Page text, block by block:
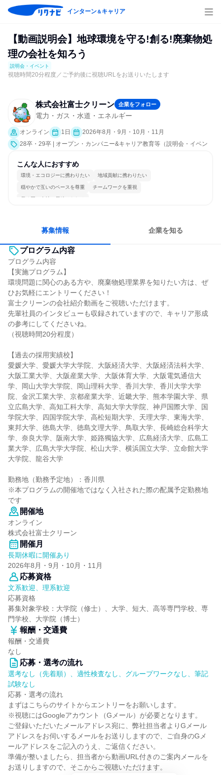
インターン＆キャリア
【動画説明会】地球環境を守る!創る!廃棄物処
理の会社を知ろう
説明会・イベント
視聴時間20分程度／ご予約後に視聴URLをお送りいたします
株式会社富士クリーン 企業をフォロー
電力・ガス・水道・エネルギー
オンライン 1日
2026年8月・9月・10月・11月
28卒・29卒 | オープン・カンパニー&キャリア教育等（説明会・イベン
こんな人におすすめ
環境・エコロジーに携わりたい 地域貢献に携わりたい
穏やかで互いのペースを尊重 チームワークを重視
長く同じ会社に居続けられる
募集情報 企業を知る
プログラム内容
プログラム内容
【実施プログラム】
環境問題に関心のある方や、廃棄物処理業界を知りたい方は、ぜ
ひお気軽にエントリーください！
富士クリーンの会社紹介動画をご視聴いただけます。
先輩社員のインタビューも収録されていますので、キャリア形成
の参考にしてくださいね。
（視聴時間20分程度）
【過去の採用実績校】
愛媛大学、愛媛大学大学院、大阪経済大学、大阪経済法科大学、
大阪工業大学、大阪産業大学、大阪体育大学、大阪電気通信大
学、岡山大学大学院、岡山理科大学、香川大学、香川大学大学
院、金沢工業大学、京都産業大学、近畿大学、熊本学園大学、県
立広島大学、高知工科大学、高知大学大学院、神戸国際大学、国
学院大学、四国学院大学、高松短期大学、天理大学、東海大学、
東邦大学、徳島大学、徳島文理大学、鳥取大学、長崎総合科学大
学、奈良大学、阪南大学、姫路獨協大学、広島経済大学、広島工
業大学、広島大学大学院、松山大学、横浜国立大学、立命館大学
大学院、龍谷大学
勤務地（勤務予定地）：香川県
※本プログラムの開催地ではなく入社された際の配属予定勤務地
です
開催地
オンライン
株式会社富士クリーン
開催月
長期休暇に開催あり
2026年8月・9月・10月・11月
応募資格
文系歓迎、理系歓迎
応募資格
募集対象学校：大学院（修士）、大学、短大、高等専門学校、専
門学校、大学院（博士）
報酬・交通費
報酬・交通費
なし
応募・選考の流れ
選考なし（先着順）、適性検査なし、グループワークなし、筆記
試験なし
応募・選考の流れ
まずはこちらのサイトからエントリーをお願いします。
※視聴にはGoogleアカウント（Gメール）が必要となります。
ご登録いただいたメールアドレス宛に、弊社担当者よりGメール
アドレスをお伺いするメールをお送りしますので、ご自身のGメ
ールアドレスをご記入のうえ、ご返信ください。
準備が整いましたら、担当者から動画URL付きのご案内メールを
お送りしますので、そこからご視聴いただけます。